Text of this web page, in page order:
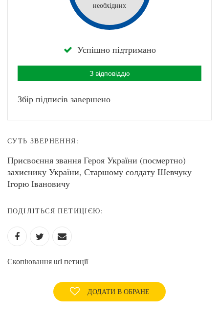
необхідних
Успішно підтримано
З відповіддю
Збір підписів завершено
СУТЬ ЗВЕРНЕННЯ:
Присвоєння звання Героя України (посмертно)
захиснику України, Старшому солдату Шевчуку
Ігорю Івановичу
ПОДІЛІТЬСЯ ПЕТИЦІЄЮ:
Скопіювання url петиції
ДОДАТИ В ОБРАНЕ